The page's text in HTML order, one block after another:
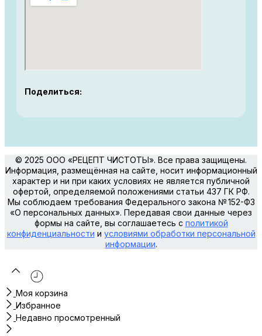
Поделиться:
© 2025 ООО «РЕЦЕПТ ЧИСТОТЫ». Все права защищены.
Информация, размещённая на сайте, носит информационный
характер и ни при каких условиях не является публичной
офертой, определяемой положениями статьи 437 ГК РФ.
Мы соблюдаем требования Федерального закона № 152-ФЗ
«О персональных данных». Передавая свои данные через
формы на сайте, вы соглашаетесь с политикой
конфиденциальности и условиями обработки персональной
информации.
Моя корзина
Избранное
Недавно просмотренный